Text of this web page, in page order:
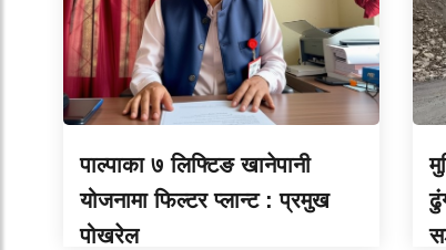
पाल्पाका ७ लिफ्टिङ खानेपानी
योजनामा फिल्टर प्लान्ट : प्रमुख
पोखरेल